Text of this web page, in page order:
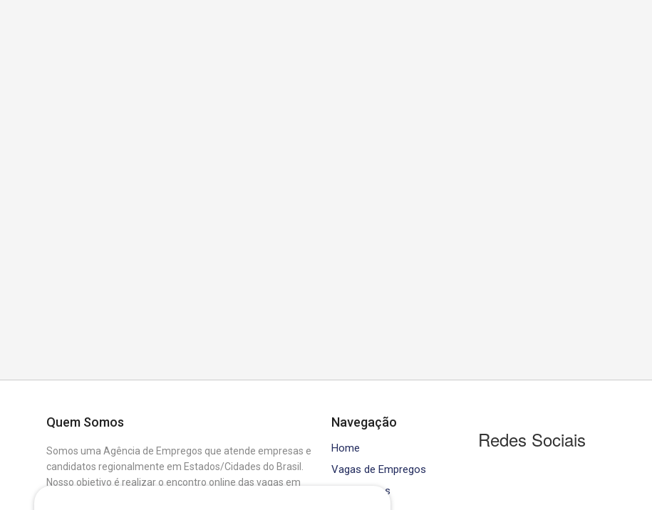
Quem Somos
Somos uma Agência de Empregos que atende empresas e
candidatos regionalmente em Estados/Cidades do Brasil.
Nosso objetivo é realizar o encontro online das vagas em
Navegação
Home
Vagas de Empregos
Contratados
Redes Sociais